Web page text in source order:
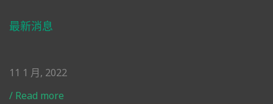
最新消息
11 1 月, 2022
/ Read more